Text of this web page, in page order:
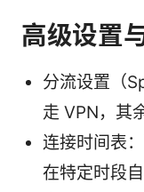
高级设置
分流设置（
走 VPN，其
连接时间表
在特定时段